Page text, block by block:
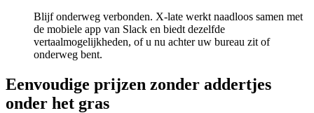
Blijf onderweg verbonden. X-late werkt naadloos samen met
de mobiele app van Slack en biedt dezelfde
vertaalmogelijkheden, of u nu achter uw bureau zit of
onderweg bent.
Eenvoudige prijzen zonder addertjes
onder het gras